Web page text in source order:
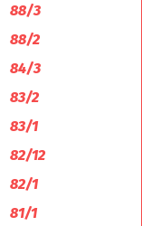
88/3
88/2
84/3
83/2
83/1
82/12
82/1
81/1